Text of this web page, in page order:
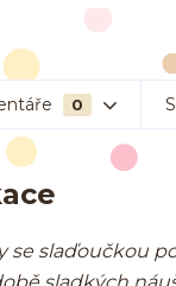
0
se slaďoučkou